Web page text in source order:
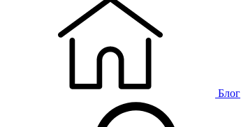
Блог